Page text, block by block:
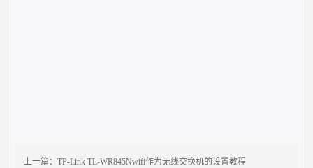
上一篇：TP-Link TL-WR845Nwifi作为无线交换机的设置教程